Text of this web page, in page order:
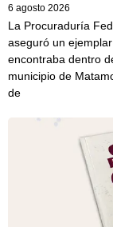
6 agosto 2026
La Procuraduría
aseguró un
encontraba dentro
municipio de
de